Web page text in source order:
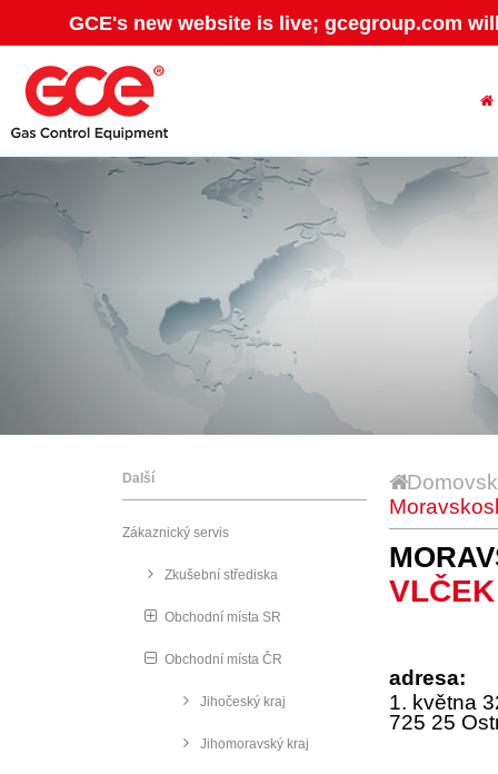
GCE's new website is live; gcegroup.com
Další
Zákaznický servis
Zkušební střediska
Obchodní místa SR
Obchodní místa ČR
Jihočeský kraj
Jihomoravský kraj
adresa:
1. května
725 25